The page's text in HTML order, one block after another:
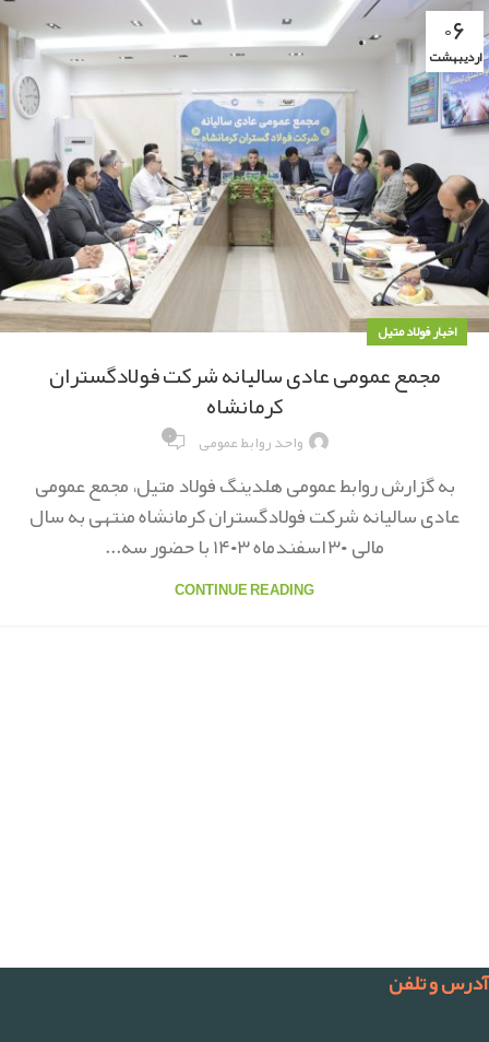
۰۶
اردیبهشت
اخبار فولاد متیل
مجمع عمومی عادی سالیانه شرکت فولادگستران
کرمانشاه
واحد روابط عمومی ۰
به گزارش روابط عمومی هلدینگ فولاد متیل، مجمع عمومی
عادی سالیانه شرکت فولادگستران کرمانشاه منتهی به سال
مالی ۳۰ اسفندماه ۱۴۰۳ با حضور سه...
CONTINUE READING
آدرس و تلفن